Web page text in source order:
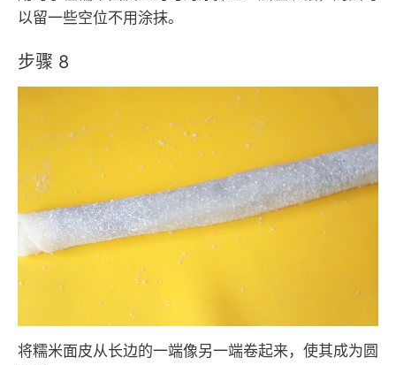
以留一些空位不用涂抹。
步骤 8
将糯米面皮从长边的一端像另一端卷起来，使其成为圆